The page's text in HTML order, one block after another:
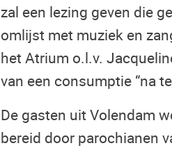
zal een lezing geven die
omlijst met muziek en
het Atrium o.l.v.
van een consumptie “na
De gasten uit Volendam
bereid door parochianen